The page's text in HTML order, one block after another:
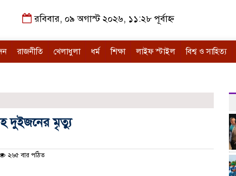
রবিবার, ০৯ অগাস্ট ২০২৬, ১১:২৮ পূর্বাহ্ন
রাজনীতি খেলাধুলা ধর্ম শিক্ষা লাইফ স্টাইল বিশ্ব ও সাহিত্য
দুইজনের মৃত্যু
২৬৫ বার পঠিত